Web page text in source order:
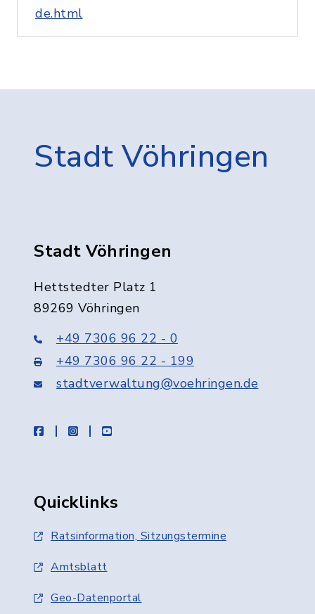
de.html
Stadt Vöhringen
Stadt Vöhringen
Hettstedter Platz 1
89269 Vöhringen
+49 7306 96 22 - 0
+49 7306 96 22 - 199
stadtverwaltung@voehringen.de
facebookinstagramyoutube
Quicklinks
Ratsinformation, Sitzungstermine
Amtsblatt
Geo-Datenportal